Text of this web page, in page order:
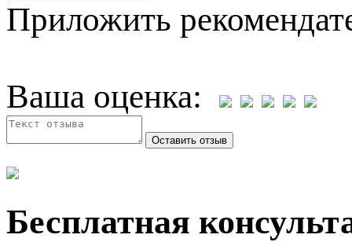
Приложить
Ваша оценка:
Бесплатная